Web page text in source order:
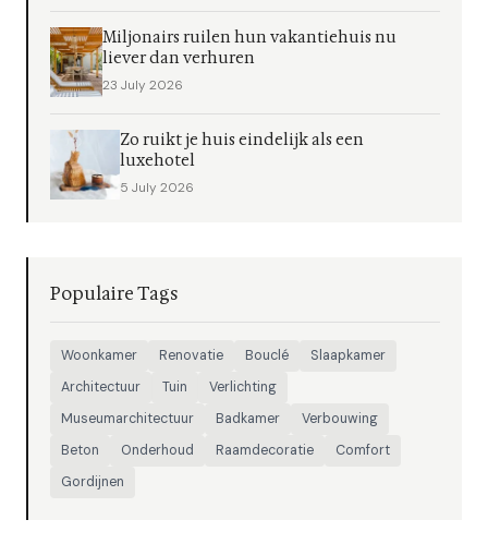
Miljonairs ruilen hun vakantiehuis nu
liever dan verhuren
23 July 2026
Zo ruikt je huis eindelijk als een
luxehotel
5 July 2026
Populaire Tags
Woonkamer Renovatie Bouclé
Slaapkamer
Architectuur
Tuin
Verlichting
Museumarchitectuur
Badkamer
Verbouwing
Beton
Onderhoud Raamdecoratie
Comfort
Gordijnen